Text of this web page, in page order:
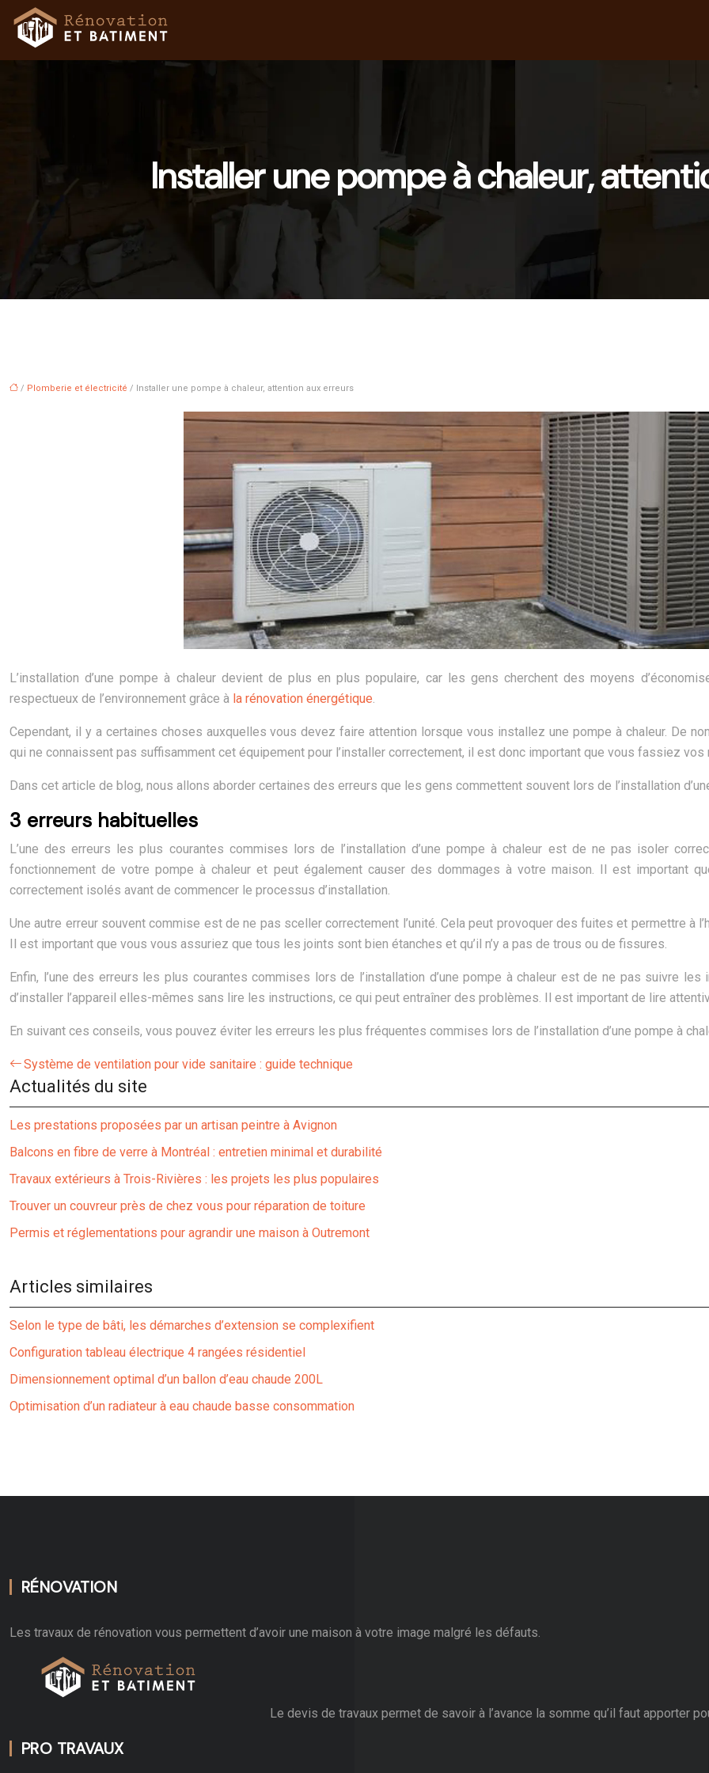
Installer une pompe à chaleur,
/ Plomberie et électricité / Installer une pompe à chaleur, attention aux erreurs
L’installation d’une pompe à chaleur devient de plus en plus populaire, car les gens cherchent des moyens
respectueux de l’environnement grâce à la rénovation énergétique.
Cependant, il y a certaines choses auxquelles vous devez faire attention lorsque vous installez une pompe à chaleur. De
qui ne connaissent pas suffisamment cet équipement pour l’installer correctement, il est donc important que vous fassiez
Dans cet article de blog, nous allons aborder certaines des erreurs que les gens commettent souvent lors de l’installation
3 erreurs habituelles
L’une des erreurs les plus courantes commises lors de l’installation d’une pompe à chaleur est de ne pas isoler
fonctionnement de votre pompe à chaleur et peut également causer des dommages à votre maison. Il est important
correctement isolés avant de commencer le processus d’installation.
Une autre erreur souvent commise est de ne pas sceller correctement l’unité. Cela peut provoquer des fuites et permettre à
Il est important que vous vous assuriez que tous les joints sont bien étanches et qu’il n’y a pas de trous ou de fissures.
Enfin, l’une des erreurs les plus courantes commises lors de l’installation d’une pompe à chaleur est de ne pas suivre
d’installer l’appareil elles-mêmes sans lire les instructions, ce qui peut entraîner des problèmes. Il est important de lire
En suivant ces conseils, vous pouvez éviter les erreurs les plus fréquentes commises lors de l’installation d’une pompe à
Système de ventilation pour vide sanitaire : guide technique
Actualités du site
Les prestations proposées par un artisan peintre à Avignon
Balcons en fibre de verre à Montréal : entretien minimal et durabilité
Travaux extérieurs à Trois-Rivières : les projets les plus populaires
Trouver un couvreur près de chez vous pour réparation de toiture
Permis et réglementations pour agrandir une maison à Outremont
Articles similaires
Selon le type de bâti, les démarches d’extension se complexifient
Configuration tableau électrique 4 rangées résidentiel
Dimensionnement optimal d’un ballon d’eau chaude 200L
Optimisation d’un radiateur à eau chaude basse consommation
RÉNOVATION
Les travaux de rénovation vous permettent d’avoir une maison à votre image malgré les défauts.
Le devis de travaux permet de savoir à l’avance la somme qu’il faut apporter
PRO TRAVAUX